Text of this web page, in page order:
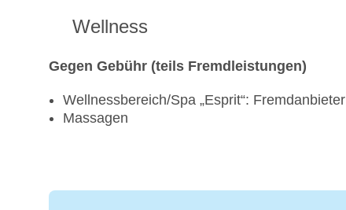
Wellness
Gegen Gebühr (teils Fremdleistungen)
Wellnessbereich/Spa „Esprit“: Fremdanbieter
Massagen